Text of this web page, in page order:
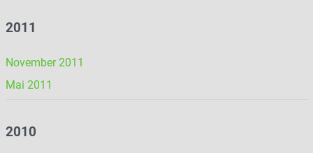
2011
November 2011
Mai 2011
2010